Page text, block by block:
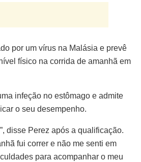
por um vírus na Malásia e prevê
físico na corrida de amanhã em
infeção no estômago e admite
o seu desempenho.
disse Perez após a qualificação.
fui correr e não me senti em
para acompanhar o meu